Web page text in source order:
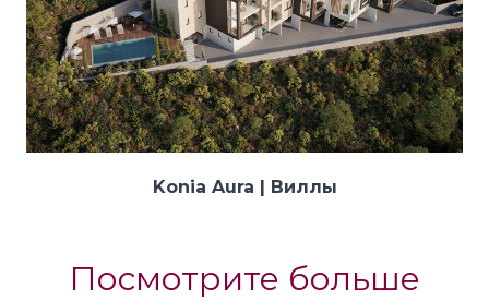
Konia Aura | Виллы
Посмотрите больше